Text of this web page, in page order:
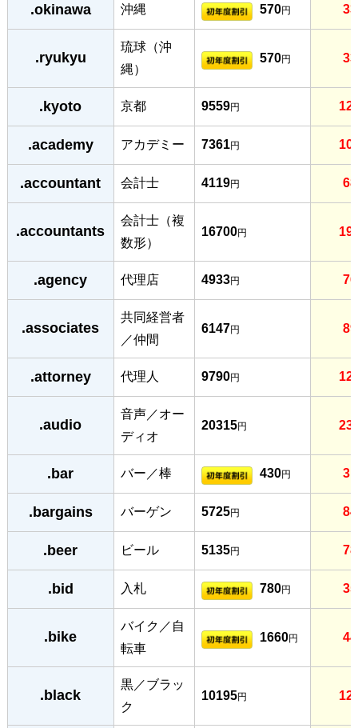
.okinawa 沖縄 570円
.ryukyu
琉球（沖
縄）
570円
.kyoto 京都 9559円
.academy アカデミー 7361円
.accountant 会計士 4119円
.accountants
会計士（複
数形）
16700円
.agency 代理店 4933円
.associates
共同経営者
／仲間
6147円
.attorney 代理人 9790円
.audio
音声／オー
ディオ
20315円
.bar バー／棒 430円
.bargains バーゲン 5725円
.beer ビール 5135円
.bid 入札 780円
.bike
バイク／自
転車
1660円
.black
黒／ブラッ
ク
10195円